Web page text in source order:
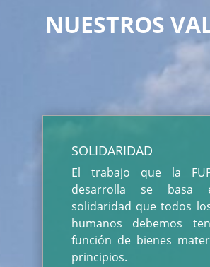
NUESTROS
SOLIDARIDAD
El trabajo que la
desarrolla se basa
solidaridad que todos
humanos debemos
función de bienes
principios.